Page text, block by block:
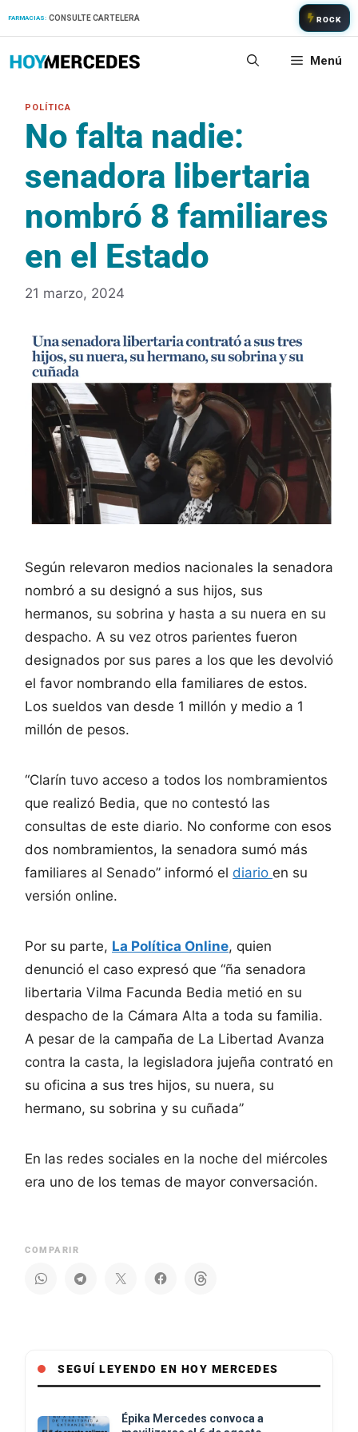
FARMACIAS: CONSULTE CARTELERA ROCK
Menú
No falta nadie:
senadora libertaria
nombró 8 familiares
en el Estado
21 marzo, 2024
Según relevaron medios nacionales la senadora
nombró a su designó a sus hijos, sus
hermanos, su sobrina y hasta a su nuera en su
despacho. A su vez otros parientes fueron
designados por sus pares a los que les devolvió
el favor nombrando ella familiares de estos.
Los sueldos van desde 1 millón y medio a 1
millón de pesos.
“Clarín tuvo acceso a todos los nombramientos
que realizó Bedia, que no contestó las
consultas de este diario. No conforme con esos
dos nombramientos, la senadora sumó más
familiares al Senado” informó el diario en su
versión online.
Por su parte, La Política Online, quien
denunció el caso expresó que “ña senadora
libertaria Vilma Facunda Bedia metió en su
despacho de la Cámara Alta a toda su familia.
A pesar de la campaña de La Libertad Avanza
contra la casta, la legisladora jujeña contrató en
su oficina a sus tres hijos, su nuera, su
hermano, su sobrina y su cuñada”
En las redes sociales en la noche del miércoles
era uno de los temas de mayor conversación.
COMPARIR
SEGUÍ LEYENDO EN HOY MERCEDES
Épika Mercedes convoca a